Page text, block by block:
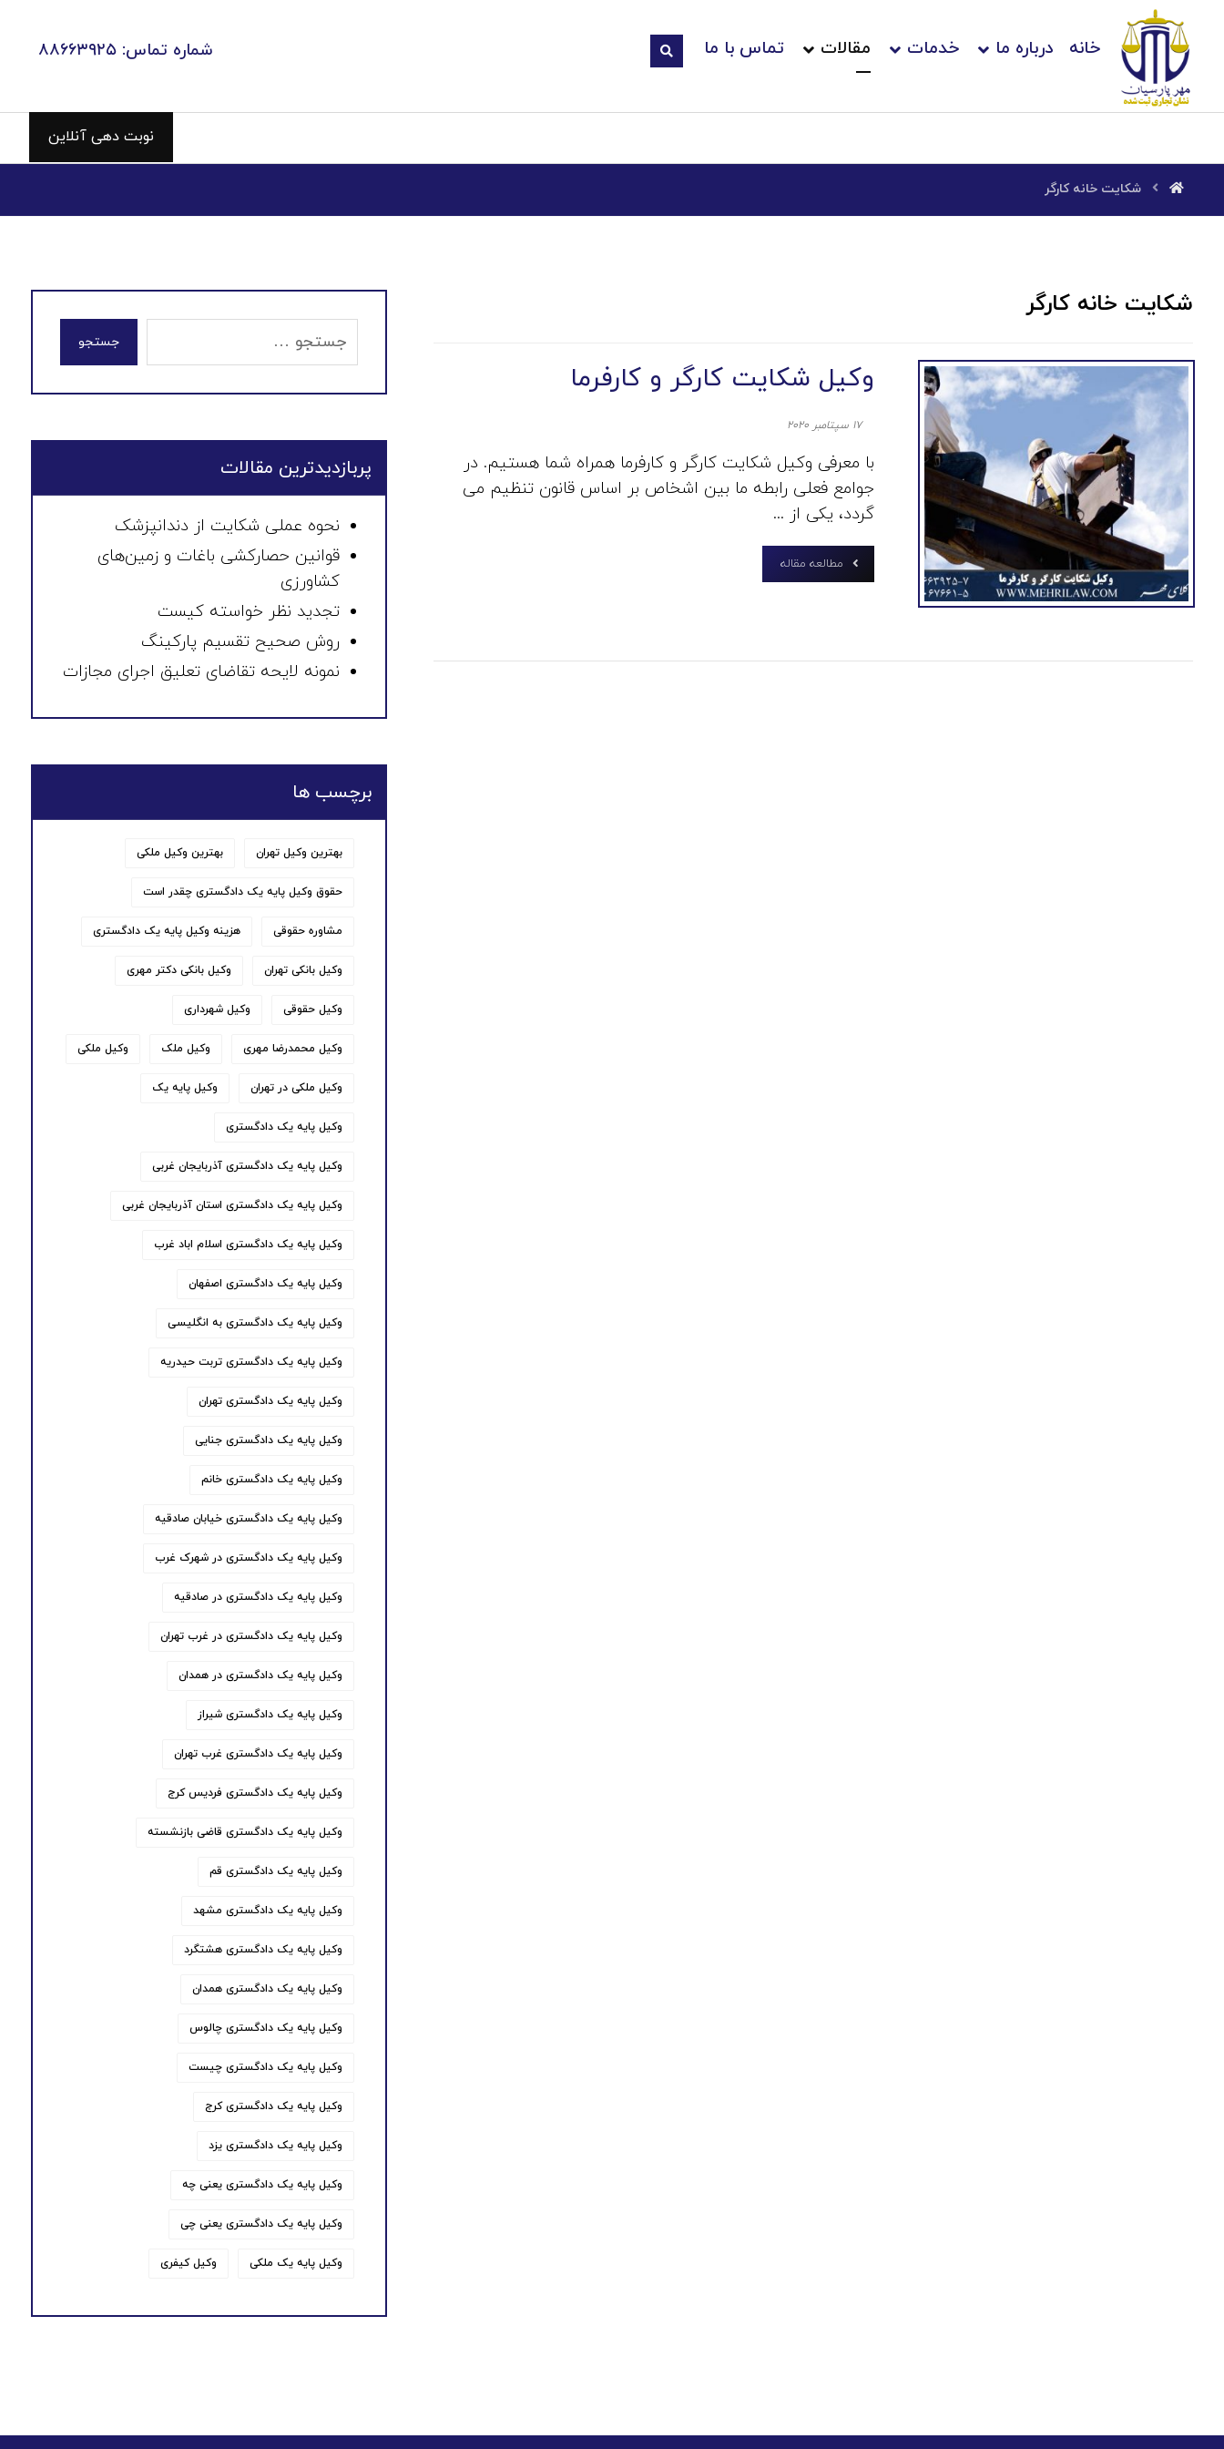
خانه درباره ما خدمات مقالات تماس با ما شماره تماس: ۸۸۶۶۳۹۲۵
نوبت دهی آنلاین
شکایت خانه کارگر
شکایت خانه کارگر
وکیل شکایت کارگر و کارفرما
۱۷ سپتامبر ۲۰۲۰
با معرفی وکیل شکایت کارگر و کارفرما همراه شما هستیم. در
جوامع فعلی رابطه ما بین اشخاص بر اساس قانون تنظیم می
گردد، یکی از ...
مطالعه مقاله
جستجو
پربازدیدترین مقالات
نحوه عملی شکایت از دندانپزشک
قوانین حصارکشی باغات و زمین‌های
کشاورزی
تجدید نظر خواسته کیست
روش صحیح تقسیم پارکینگ
نمونه لایحه تقاضای تعلیق اجرای مجازات
برچسب ها
بهترین وکیل تهران بهترین وکیل ملکی
حقوق وکیل پایه یک دادگستری چقدر است
مشاوره حقوقی هزینه وکیل پایه یک دادگستری
وکیل بانکی تهران وکیل بانکی دکتر مهری
وکیل حقوقی وکیل شهرداری
وکیل محمدرضا مهری وکیل ملک وکیل ملکی
وکیل ملکی در تهران وکیل پایه یک
وکیل پایه یک دادگستری
وکیل پایه یک دادگستری آذربایجان غربی
وکیل پایه یک دادگستری استان آذربایجان غربی
وکیل پایه یک دادگستری اسلام اباد غرب
وکیل پایه یک دادگستری اصفهان
وکیل پایه یک دادگستری به انگلیسی
وکیل پایه یک دادگستری تربت حیدریه
وکیل پایه یک دادگستری تهران
وکیل پایه یک دادگستری جنایی
وکیل پایه یک دادگستری خانم
وکیل پایه یک دادگستری خیابان صادقیه
وکیل پایه یک دادگستری در شهرک غرب
وکیل پایه یک دادگستری در صادقیه
وکیل پایه یک دادگستری در غرب تهران
وکیل پایه یک دادگستری در همدان
وکیل پایه یک دادگستری شیراز
وکیل پایه یک دادگستری غرب تهران
وکیل پایه یک دادگستری فردیس کرج
وکیل پایه یک دادگستری قاضی بازنشسته
وکیل پایه یک دادگستری قم
وکیل پایه یک دادگستری مشهد
وکیل پایه یک دادگستری هشتگرد
وکیل پایه یک دادگستری همدان
وکیل پایه یک دادگستری چالوس
وکیل پایه یک دادگستری چیست
وکیل پایه یک دادگستری کرج
وکیل پایه یک دادگستری یزد
وکیل پایه یک دادگستری یعنی چه
وکیل پایه یک دادگستری یعنی چی
وکیل پایه یک ملکی وکیل کیفری